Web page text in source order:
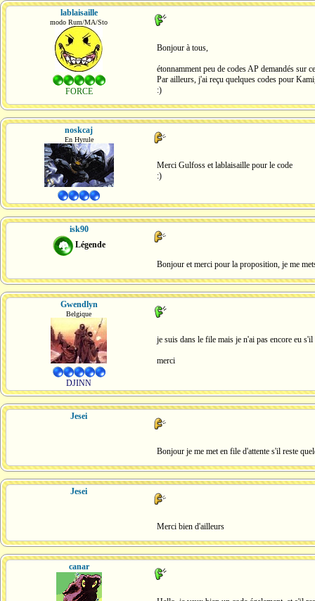
lablaisaille
modo Rum/MA/Sto
FORCE
Bonjour à tous,
étonnamment peu de codes AP demandés sur
Par ailleurs, j'ai reçu quelques codes pour
:)
noskcaj
En Hyrule
Merci Gulfoss et lablaisaille pour le code
:)
isk90
Légende
Bonjour et merci pour la proposition, je me
Gwendlyn
Belgique
DJINN
je suis dans le file mais je n'ai pas encore eu
merci
Jesei
Bonjour je me met en file d'attente s'il reste
Jesei
Merci bien d'ailleurs
canar